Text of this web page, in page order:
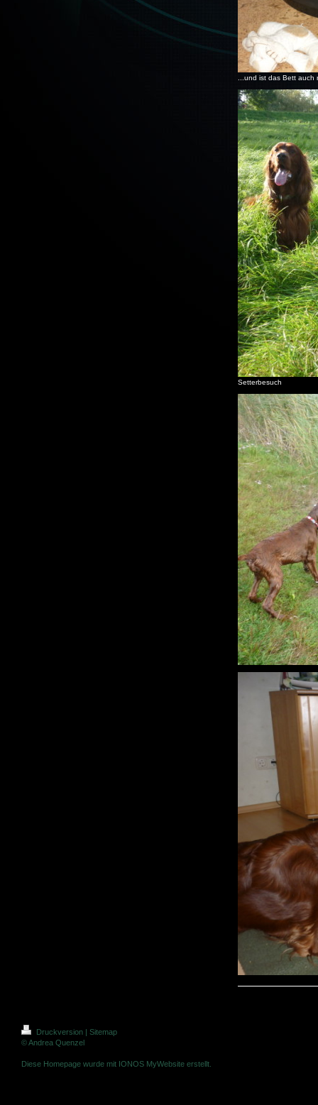
...und ist das Bett auch
Setterbesuch
Druckversion | Sitemap
© Andrea Quenzel
Diese Homepage wurde mit IONOS MyWebsite erstellt.